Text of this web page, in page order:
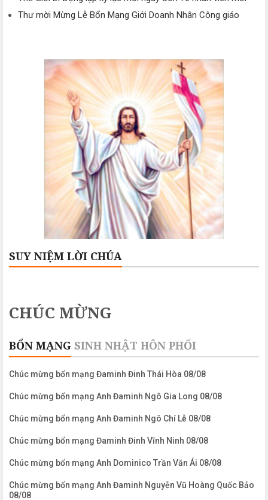
Thư mời Mừng Lễ Bổn Mạng Giới Doanh Nhân Công giáo
SUY NIỆM LỜI CHÚA
CHÚC MỪNG
BỔN MẠNG SINH NHẬT HÔN PHỐI
Chúc mừng bổn mạng Đaminh Đinh Thái Hòa 08/08
Chúc mừng bổn mạng Anh Đaminh Ngô Gia Long 08/08
Chúc mừng bổn mạng Anh Đaminh Ngô Chí Lễ 08/08
Chúc mừng bổn mạng Đaminh Đinh Vĩnh Ninh 08/08
Chúc mừng bổn mạng Anh Dominico Trần Văn Ái 08/08
Chúc mừng bổn mạng Anh Đaminh Nguyễn Vũ Hoàng Quốc Bảo
08/08